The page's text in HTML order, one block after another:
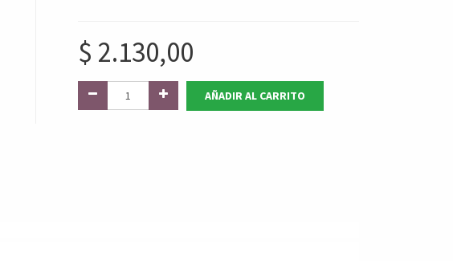
$ 2.130,00
AÑADIR AL CARRITO